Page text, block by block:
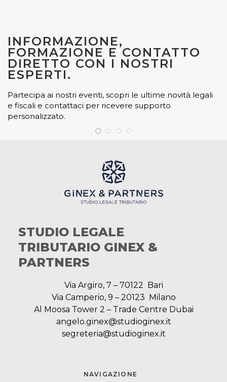
INFORMAZIONE,
FORMAZIONE E CONTATTO
DIRETTO CON I NOSTRI
ESPERTI.
Partecipa ai nostri eventi, scopri le ultime novità legali
e fiscali e contattaci per ricevere supporto
personalizzato.
STUDIO LEGALE
TRIBUTARIO GINEX &
PARTNERS
Via Argiro, 7 – 70122 Bari
Via Camperio, 9 – 20123 Milano
Al Moosa Tower 2 – Trade Centre Dubai
angelo.ginex@studioginex.it
segreteria@studioginex.it
NAVIGAZIONE